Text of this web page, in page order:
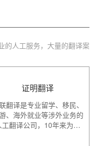
的人工服务，大量的翻译案
证明翻译
翻译是专业留学、移民、
、海外就业等涉外业务的
工翻译公司，10年来为…